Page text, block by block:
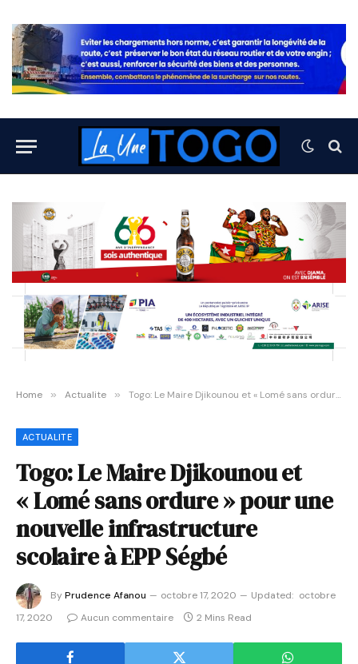
Home » Actualite » Togo: Le Maire Djikounou et « Lomé sans ordure » pour une nouvelle infrastructure scolaire à EPP Ségbé
ACTUALITE
Togo: Le Maire Djikounou et
« Lomé sans ordure » pour une
nouvelle infrastructure
scolaire à EPP Ségbé
ByPrudence Afanou octobre 17, 2020 Updated: octobre
17, 2020
Aucun commentaire 2 Mins Read